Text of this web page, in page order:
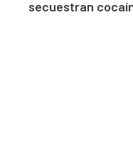
secuestran